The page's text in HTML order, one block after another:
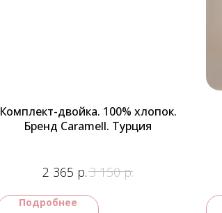
Комплект-двойка. 100% хлопок.
Бренд Caramell. Турция
2 365 р.3 150 р.
Подробнее